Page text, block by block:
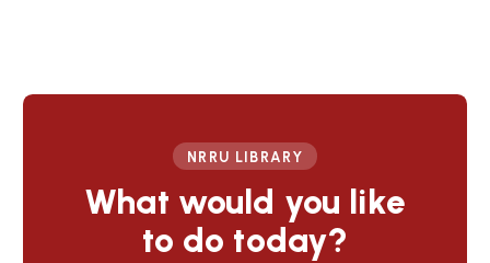
NRRU LIBRARY
What would you like
to do today?